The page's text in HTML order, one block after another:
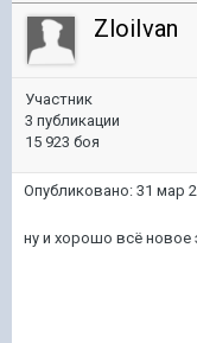
ZloiIvan
Участник
3 публикации
15 923 боя
Опубликовано: 31 мар
ну и хорошо всё новое